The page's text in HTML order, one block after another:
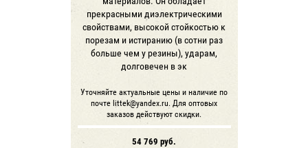
прекрасными диэлектрическими
свойствами, высокой стойкостью к
порезам и истиранию (в сотни раз
больше чем у резины), ударам,
долговечен в эк
Уточняйте актуальные цены и наличие по
почте littek@yandex.ru. Для оптовых
заказов действуют скидки.
54 769 руб.